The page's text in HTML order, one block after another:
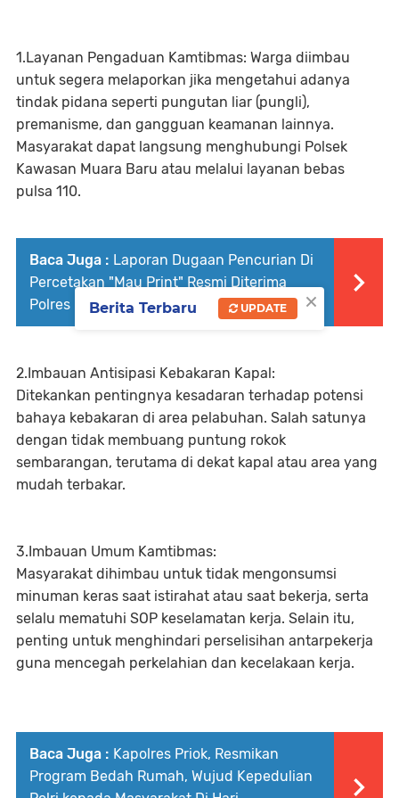
1.Layanan Pengaduan Kamtibmas: Warga diimbau
untuk segera melaporkan jika mengetahui adanya
tindak pidana seperti pungutan liar (pungli),
premanisme, dan gangguan keamanan lainnya.
Masyarakat dapat langsung menghubungi Polsek
Kawasan Muara Baru atau melalui layanan bebas
pulsa 110.
Baca Juga : Laporan Dugaan Pencurian Di
Percetakan "Mau Print" Resmi Diterima
Polres Metro Jakarta Pusat
2.Imbauan Antisipasi Kebakaran Kapal:
Ditekankan pentingnya kesadaran terhadap potensi
bahaya kebakaran di area pelabuhan. Salah satunya
dengan tidak membuang puntung rokok
sembarangan, terutama di dekat kapal atau area yang
mudah terbakar.
3.Imbauan Umum Kamtibmas:
Masyarakat dihimbau untuk tidak mengonsumsi
minuman keras saat istirahat atau saat bekerja, serta
selalu mematuhi SOP keselamatan kerja. Selain itu,
penting untuk menghindari perselisihan antarpekerja
guna mencegah perkelahian dan kecelakaan kerja.
Baca Juga : Kapolres Priok, Resmikan
Program Bedah Rumah, Wujud Kepedulian
×
Berita Terbaru UPDATE